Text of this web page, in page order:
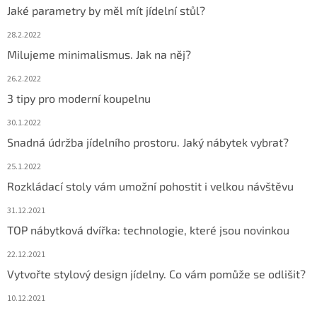
Jaké parametry by měl mít jídelní stůl?
28.2.2022
Milujeme minimalismus. Jak na něj?
26.2.2022
3 tipy pro moderní koupelnu
30.1.2022
Snadná údržba jídelního prostoru. Jaký nábytek vybrat?
25.1.2022
Rozkládací stoly vám umožní pohostit i velkou návštěvu
31.12.2021
TOP nábytková dvířka: technologie, které jsou novinkou
22.12.2021
Vytvořte stylový design jídelny. Co vám pomůže se odlišit?
10.12.2021